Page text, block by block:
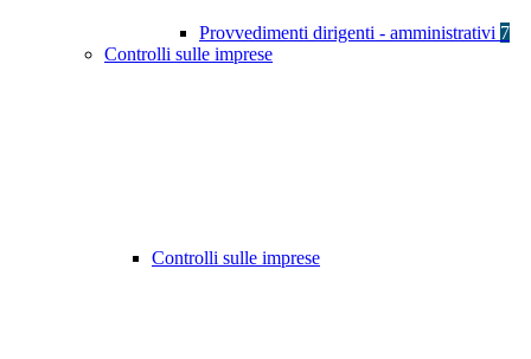
Provvedimenti dirigenti - amministrativi 7
Controlli sulle imprese
Controlli sulle imprese